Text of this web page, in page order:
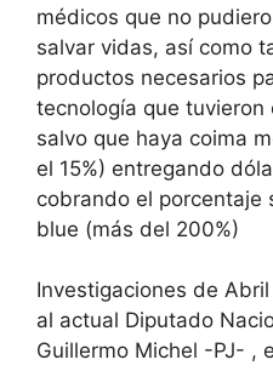
médicos que no
salvar vidas, así como
productos necesarios
tecnología que
salvo que haya coima
el 15%) entregando
cobrando el porcentaje
blue (más del 200%)
Investigaciones de
al actual Diputado
Guillermo Michel -PJ- ,